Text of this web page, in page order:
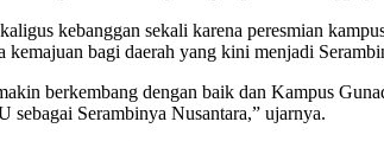
kebanggan sekali karena peresmian
bagi daerah yang kini menjadi
berkembang dengan baik dan Kampus
Serambinya Nusantara,” ujarnya.